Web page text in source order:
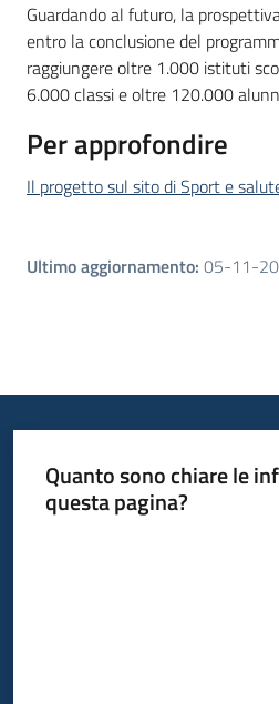
Guardando al futuro, la
entro la conclusione del
raggiungere oltre 1.000 istituti
6.000 classi e oltre 120.000
Per approfondire
Il progetto sul sito di Sport e
Ultimo aggiornamento: 05-11-
Quanto sono chiare le
questa pagina?